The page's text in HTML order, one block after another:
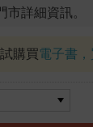
詳細資訊。
購買電子書，